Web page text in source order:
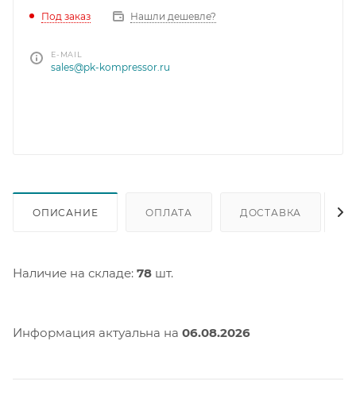
Под заказ Нашли дешевле?
E-MAIL
sales@pk-kompressor.ru
ОПИСАНИЕ ОПЛАТА ДОСТАВКА
Наличие на складе: 78 шт.
Информация актуальна на 06.08.2026